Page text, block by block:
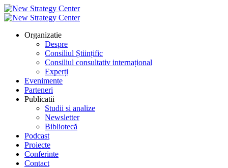
Organizatie
Despre
Consiliul Științific
Consiliul consultativ internațional
Experți
Evenimente
Parteneri
Publicatii
Studii si analize
Newsletter
Bibliotecă
Podcast
Proiecte
Conferinte
Contact